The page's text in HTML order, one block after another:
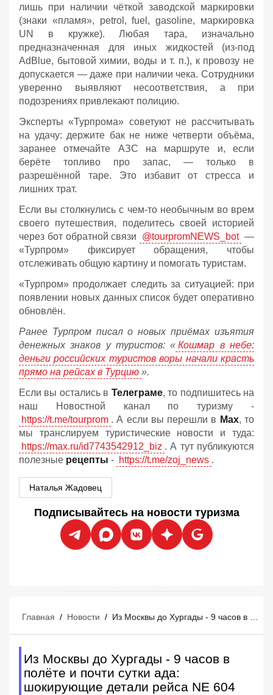
лишь при наличии чёткой заводской маркировки
(знаки «пламя», petrol, fuel, gasoline, маркировка
UN в кружке). Любая тара, изначально
предназначенная для иных жидкостей (из‑под
AdBlue, бытовой химии, воды и т. п.), к провозу не
допускается — даже при наличии чека. Сотрудники
уверенно выявляют несоответствия, а при
подозрениях привлекают полицию.
Эксперты «Турпрома» советуют не рассчитывать
на удачу: держите бак не ниже четверти объёма,
заранее отмечайте АЗС на маршруте и, если
берёте топливо про запас, — только в
разрешённой таре. Это избавит от стресса и
лишних трат.
Если вы столкнулись с чем-то необычным во врем
своего путешествия, поделитесь своей историей
через бот обратной связи
@tourpromNEWS_bot —
«Турпром» фиксирует обращения, чтобы
отслеживать общую картину и помогать туристам.
«Турпром» продолжает следить за ситуацией: при
появлении новых данных список будет оперативно
обновлён.
Ранее Турпром писал о новых приёмах изъятия
денежных знаков у туристов: « Кошмар в небе:
деньги российских туристов воры начали красть
прямо на рейсах в Турцию ».
Если вы остались в Телеграме, то подпишитесь на
наш Новостной канал по туризму -
https://t.me/tourprom . А если вы перешли в Мах, то
мы транслируем туристические новости и туда:
https://max.ru/id7743542912_biz . А тут публикуются
полезные рецепты - https://t.me/zoj_news .
Наталья Жадовец
Подписывайтесь на новости туризма
Главная / Новости / Из Москвы до Хургады - 9 часов в полёте и почти сутки ада: шокирующие детали рейса NE 604
Из Москвы до Хургады - 9 часов в
полёте и почти сутки ада:
шокирующие детали рейса NE 604